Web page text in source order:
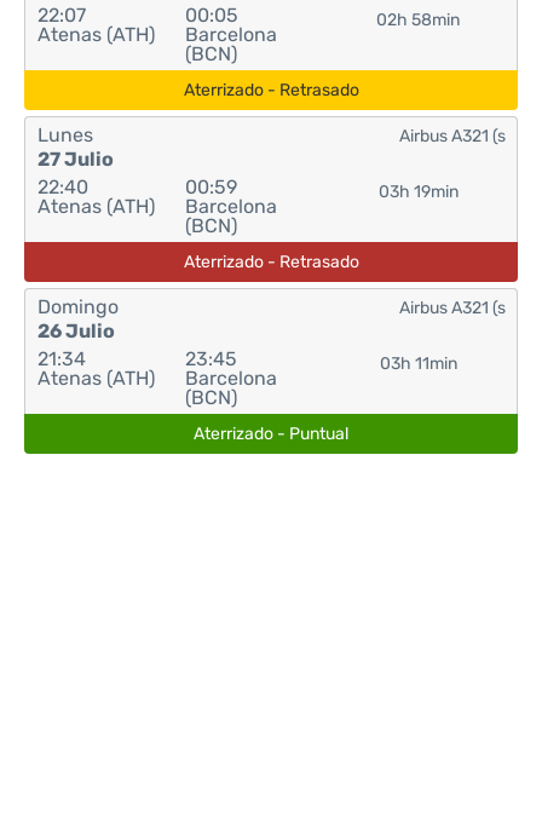
22:07
Atenas (ATH)
00:05
Barcelona
(BCN)
02h 58min
Aterrizado - Retrasado
Lunes
27 Julio
22:40
Atenas (ATH)
00:59
Barcelona
(BCN)
03h 19min
Airbus A321 (s
Aterrizado - Retrasado
Domingo
26 Julio
21:34
Atenas (ATH)
23:45
Barcelona
(BCN)
03h 11min
Airbus A321 (s
Aterrizado - Puntual